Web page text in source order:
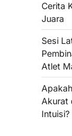
Cerita
Juara
Sesi
Atlet
Akurat
Intuisi?